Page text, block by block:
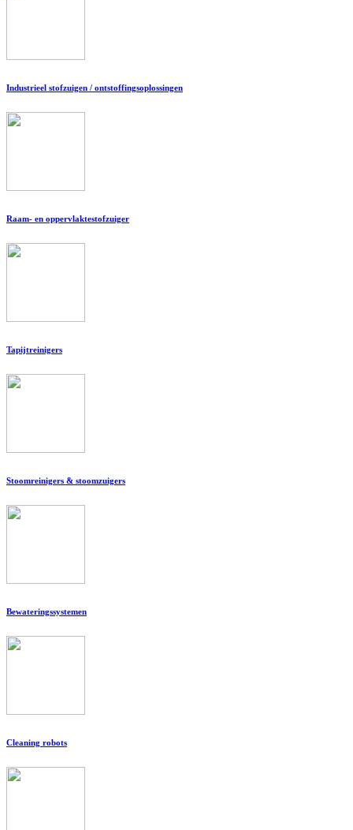
Industrieel stofzuigen / ontstoffingsoplossingen
Raam- en oppervlaktestofzuiger
Tapijtreinigers
Stoomreinigers & stoomzuigers
Bewateringssystemen
Cleaning robots